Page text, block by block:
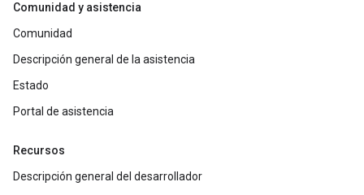
Comunidad y asistencia
Comunidad
Descripción general de la asistencia
Estado
Portal de asistencia
Recursos
Descripción general del desarrollador